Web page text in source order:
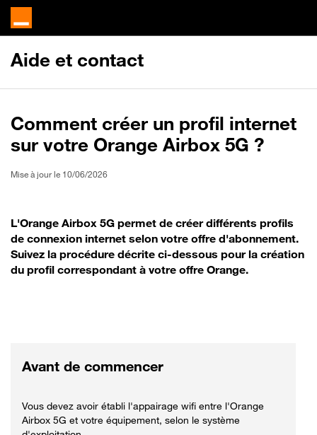
Aide et contact
Comment créer un profil internet
sur votre Orange Airbox 5G ?
Mise à jour le 10/06/2026
L'Orange Airbox 5G permet de créer différents profils
de connexion internet selon votre offre d'abonnement.
Suivez la procédure décrite ci-dessous pour la création
du profil correspondant à votre offre Orange.
Avant de commencer
Vous devez avoir établi l'appairage wifi entre l'Orange
Airbox 5G et votre équipement, selon le système